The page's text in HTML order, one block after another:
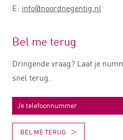
E: info@noordnegentig.nl
Bel me terug
Dringende vraag? Laat je
snel terug.
BEL ME TERUG